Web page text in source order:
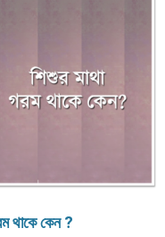
থাকে কেন ?